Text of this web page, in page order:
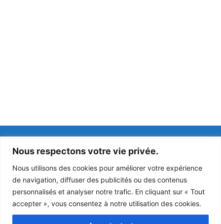
Nous respectons votre vie privée.
Nous utilisons des cookies pour améliorer votre expérience
de navigation, diffuser des publicités ou des contenus
personnalisés et analyser notre trafic. En cliquant sur « Tout
accepter », vous consentez à notre utilisation des cookies.
Hôtel de ville
Place de la mairie
77230 Rouvres
Tél : 01 60 03 41 66
Horaires
lundi : 14h à 18h
mardi : fermé
mercredi : 10:30 à
12h / 14h à 18h
jeudi : 14h à 18h
vendredi : 14h à 17h